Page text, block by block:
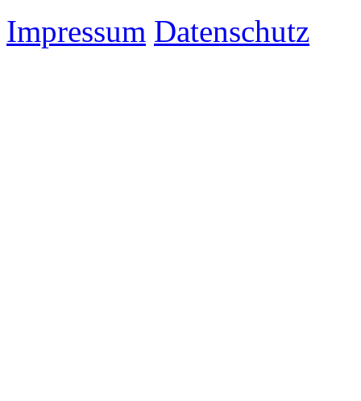
Impressum Datenschutz